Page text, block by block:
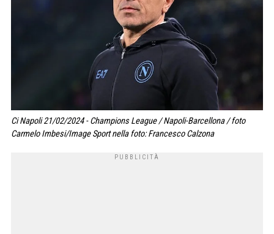
Ci Napoli 21/02/2024 - Champions League / Napoli-Barcellona / foto
Carmelo Imbesi/Image Sport nella foto: Francesco Calzona